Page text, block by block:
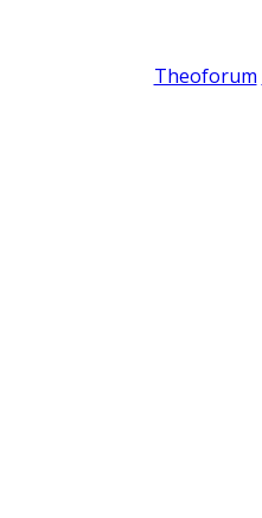
Theoforum